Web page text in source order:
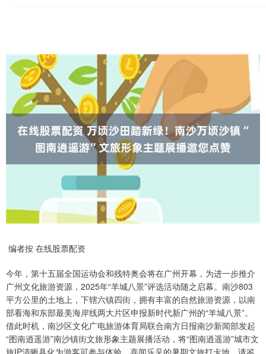
编者按 在线股票配资
今年，第十五届全国运动会和残特奥会将在广州开幕，为进一步推介
广州文化旅游资源，2025年“羊城八景”评选活动随之启幕。南沙803
平方公里的土地上，下辖六镇四街，拥有丰富的自然旅游资源，以南
部看海和东部最美海岸线两大片区申报新时代新广州的“羊城八景”。
借此时机，南沙区文化广电旅游体育局联合南方日报南沙新闻部发起
“图南逍遥游”南沙镇街文旅形象主题展播活动，将“图南逍遥游”城市文